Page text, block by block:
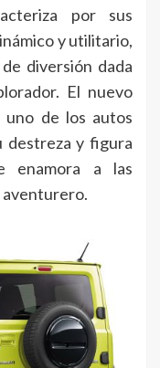
por sus
y utilitario,
diversión dada
El nuevo
uno de los autos
destreza y figura
enamora a las
aventurero.